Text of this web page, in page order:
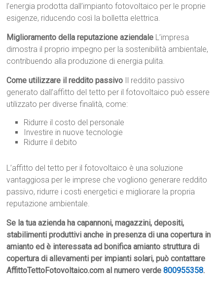
l’energia prodotta dall’impianto fotovoltaico per le proprie
esigenze, riducendo così la bolletta elettrica.
Miglioramento della reputazione aziendale L’impresa
dimostra il proprio impegno per la sostenibilità ambientale,
contribuendo alla produzione di energia pulita.
Come utilizzare il reddito passivo Il reddito passivo
generato dall’affitto del tetto per il fotovoltaico può essere
utilizzato per diverse finalità, come:
Ridurre il costo del personale
Investire in nuove tecnologie
Ridurre il debito
L’affitto del tetto per il fotovoltaico è una soluzione
vantaggiosa per le imprese che vogliono generare reddito
passivo, ridurre i costi energetici e migliorare la propria
reputazione ambientale.
Se la tua azienda ha capannoni, magazzini, depositi,
stabilimenti produttivi anche in presenza di una copertura in
amianto ed è interessata ad bonifica amianto struttura di
copertura di allevamenti per impianti solari, può contattare
AffittoTettoFotovoltaico.com al numero verde800955358.